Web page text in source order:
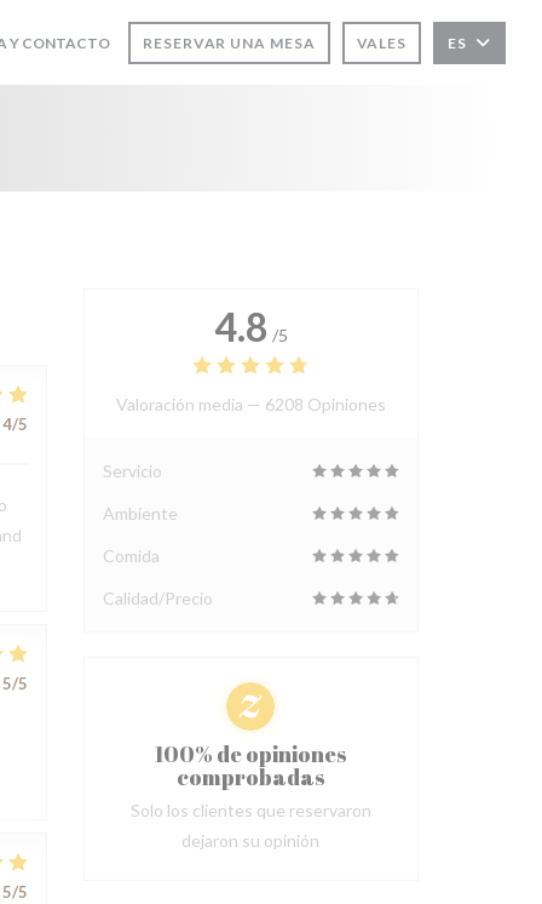
UNA NUEVA VENTANA))
Y CONTACTO RESERVAR UNA MESA VALES ES
4/5
5/5
5/5
4.8 /5
Valoración media — 6208 Opiniones
Servicio
Ambiente
Comida
Calidad/Precio
100% de opiniones
comprobadas
Solo los clientes que reservaron
dejaron su opinión